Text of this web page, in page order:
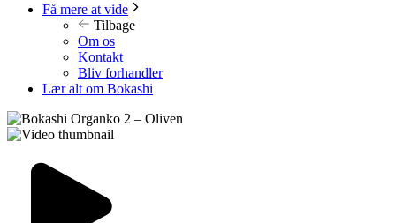
Få mere at vide
Tilbage
Om os
Kontakt
Bliv forhandler
Lær alt om Bokashi